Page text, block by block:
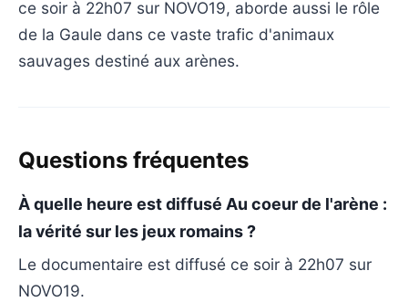
ce soir à 22h07 sur NOVO19, aborde aussi le rôle
de la Gaule dans ce vaste trafic d'animaux
sauvages destiné aux arènes.
Questions fréquentes
À quelle heure est diffusé Au coeur de l'arène :
la vérité sur les jeux romains ?
Le documentaire est diffusé ce soir à 22h07 sur
NOVO19.